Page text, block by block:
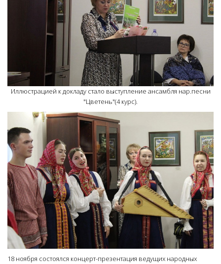
Иллюстрацией к докладу стало выступление ансамбля нар.песни
"Цветень"(4 курс).
18 ноября состоялся концерт-презентация ведущих народных